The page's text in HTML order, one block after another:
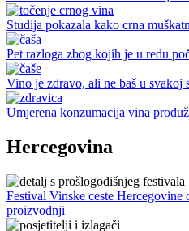
Studija pokazala kako crna
Pet razloga zbog kojih je u redu
Vino je zdravo, ali ne baš u svakoj
Umjerena konzumacija vina
Hercegovina
Festival Vinske ceste Hercegovine
proizvodnji